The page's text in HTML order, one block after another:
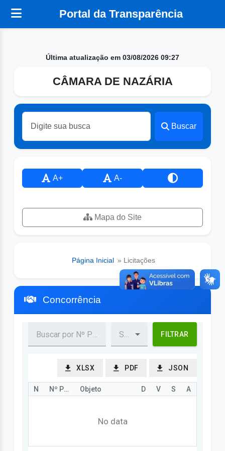
Portal da Transparência
Última atualização em 03/08/2026 09:27
CÂMARA DE NAZÁRIA
Buscar
A+ A-
Mapa do Site
Página Inicial » Licitações
Concorrência
FILTRAR
XLSX PDF JSON
Nº Procedimento Objeto
No data